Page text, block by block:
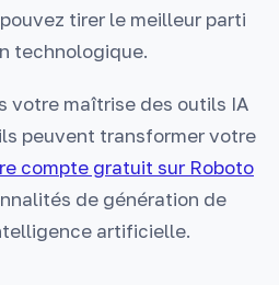
tirer le meilleur parti
technologique.
votre maîtrise des outils IA
peuvent transformer votre
compte gratuit sur Roboto
de génération de
artificielle.